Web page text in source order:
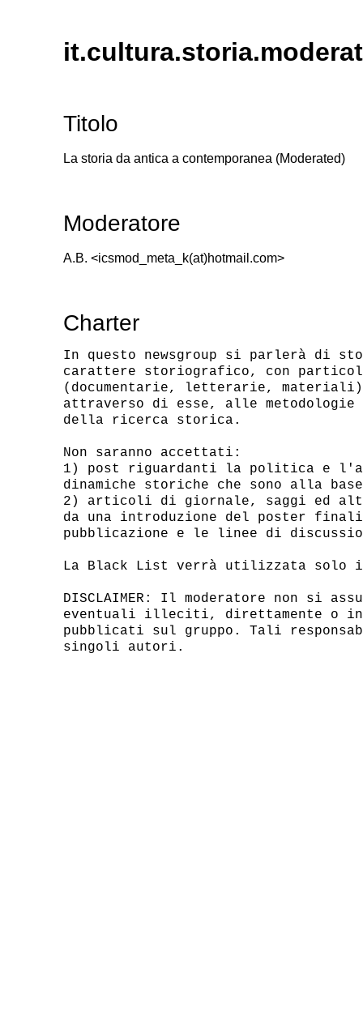
Titolo
La storia da antica a contemporanea (Moderated)
Moderatore
A.B. <icsmod_meta_k(at)hotmail.com>
Charter
In questo newsgroup si parlerà di
carattere storiografico, con
(documentarie, letterarie,
attraverso di esse, alle
della ricerca storica.
Non saranno accettati:
1) post riguardanti la politica e
dinamiche storiche che sono alla
2) articoli di giornale, saggi ed
da una introduzione del poster
pubblicazione e le linee di
La Black List verrà utilizzata solo in
DISCLAIMER: Il moderatore non si
eventuali illeciti, direttamente o
pubblicati sul gruppo. Tali